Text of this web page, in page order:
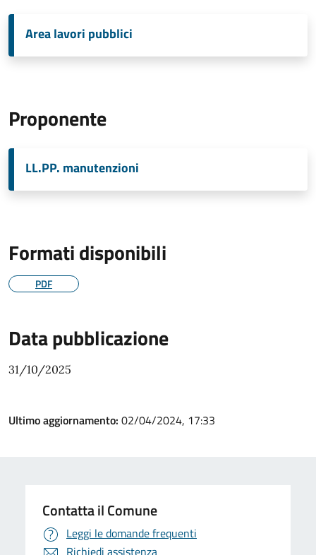
Area lavori pubblici
Proponente
LL.PP. manutenzioni
Formati disponibili
PDF
Data pubblicazione
31/10/2025
Ultimo aggiornamento: 02/04/2024, 17:33
Contatta il Comune
Leggi le domande frequenti
Richiedi assistenza